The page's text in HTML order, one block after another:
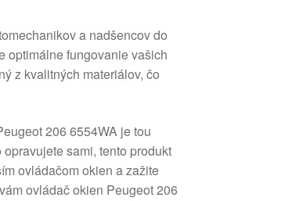
a nadšencov do
optimálne fungovanie vašich
z kvalitných materiálov, čo
206 6554WA je tou
sami, tento produkt
ovládačom okien a zažite
ovládač okien Peugeot 206